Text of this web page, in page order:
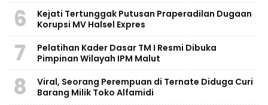
6
Kejati Tertunggak Putusan Praperadilan Dugaan
Korupsi MV Halsel Expres
7
Pelatihan Kader Dasar TM I Resmi Dibuka
Pimpinan Wilayah IPM Malut
8
Viral, Seorang Perempuan di Ternate Diduga Curi
Barang Milik Toko Alfamidi